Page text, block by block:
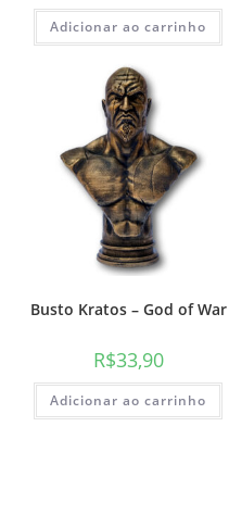
Adicionar ao carrinho
Busto Kratos – God of War
R$33,90
Adicionar ao carrinho